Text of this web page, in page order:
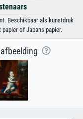
Beschikbaar als kunstdruk
of Japans papier.